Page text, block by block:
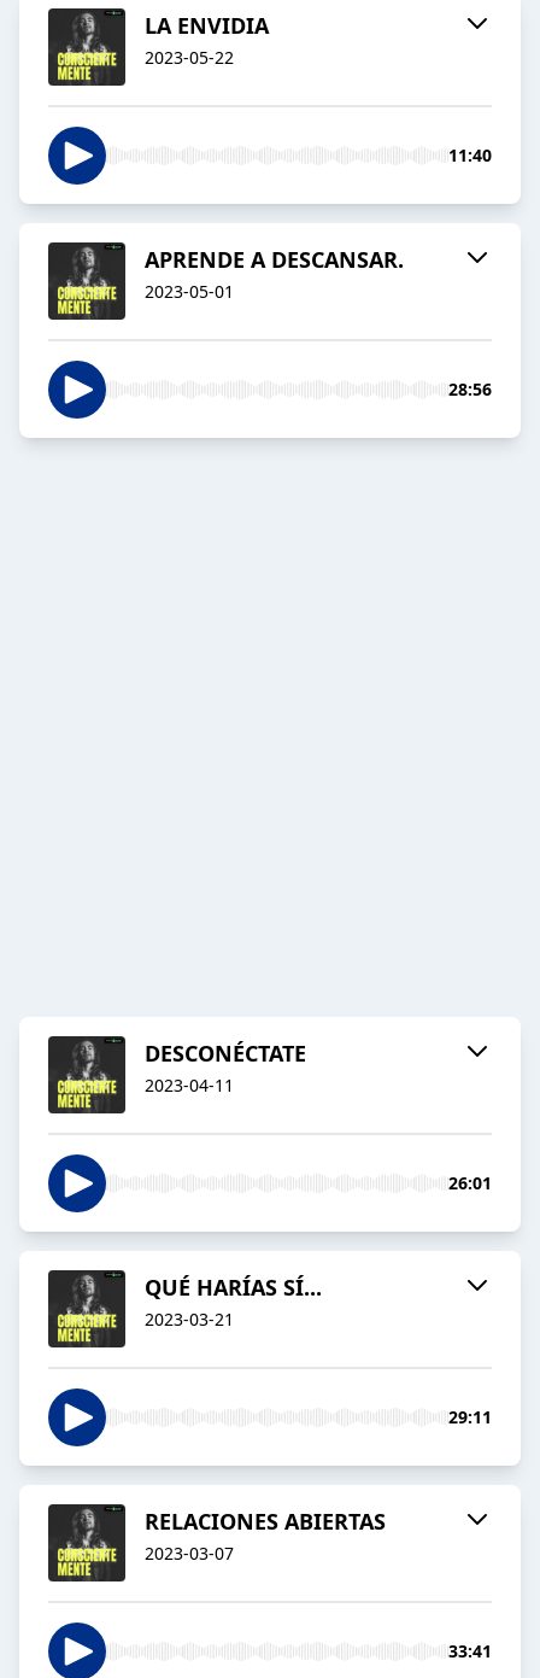
LA ENVIDIA
2023-05-22
11:40
APRENDE A DESCANSAR.
2023-05-01
28:56
DESCONÉCTATE
2023-04-11
26:01
QUÉ HARÍAS SÍ...
2023-03-21
29:11
RELACIONES ABIERTAS
2023-03-07
33:41